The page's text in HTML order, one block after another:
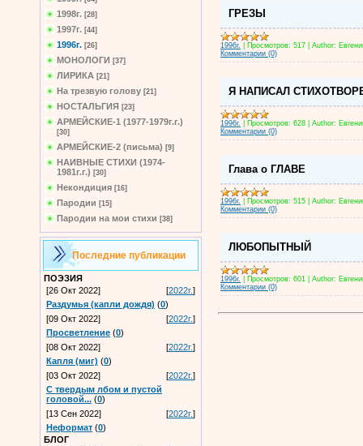
1998г. [28]
1997г. [44]
1996г. [26]
МОНОЛОГИ [37]
ЛИРИКА [21]
На трезвую голову [21]
НОСТАЛЬГИЯ [23]
АРМЕЙСКИЕ-1 (1977-1979г.г.)
[30]
АРМЕЙСКИЕ-2 (письма) [9]
НАИВНЫЕ СТИХИ (1974-
1981г.г.) [30]
Некондиция [16]
Пародии [15]
Пародии на мои стихи [38]
Последние публикации
ПОЭЗИЯ
[26 Окт 2022]
[2022г.]
Раздумья (капли дождя) (0)
[09 Окт 2022]
[2022г.]
Просветление (0)
[08 Окт 2022]
[2022г.]
Капля (миг) (0)
[03 Окт 2022]
[2022г.]
С твердым лбом и пустой
головой... (0)
[13 Сен 2022]
[2022г.]
Неформат (0)
БЛОГ
ГРЕЗЫ
1996г. Просмотров: 517 Author:
Комментарии (0)
Я НАПИСАЛ
1996г. Просмотров: 628 Author:
Комментарии (0)
Глава о ГЛАВЕ
1996г. Просмотров: 515 Author:
Комментарии (0)
ЛЮБОПЫТНЫЙ
1996г. Просмотров: 601 Author:
Комментарии (0)